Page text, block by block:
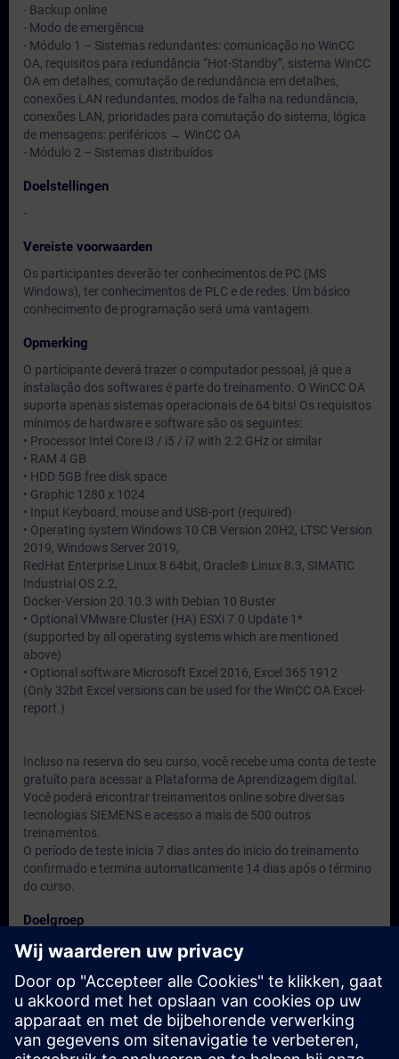
- Backup online
- Modo de emergência
- Módulo 1 – Sistemas redundantes: comunicação no WinCC
OA, requisitos para redundância “Hot-Standby”, sistema WinCC
OA em detalhes, comutação de redundância em detalhes,
conexões LAN redundantes, modos de falha na redundância,
conexões LAN, prioridades para comutação do sistema, lógica
de mensagens: periféricos → WinCC OA
- Módulo 2 – Sistemas distribuídos
Doelstellingen
-
Vereiste voorwaarden
Os participantes deverão ter conhecimentos de PC (MS
Windows), ter conhecimentos de PLC e de redes. Um básico
conhecimento de programação será uma vantagem.
Opmerking
O participante deverá trazer o computador pessoal, já que a
instalação dos softwares é parte do treinamento. O WinCC OA
suporta apenas sistemas operacionais de 64 bits! Os requisitos
mínimos de hardware e software são os seguintes:
• Processor Intel Core i3 / i5 / i7 with 2.2 GHz or similar
• RAM 4 GB
• HDD 5GB free disk space
• Graphic 1280 x 1024
• Input Keyboard, mouse and USB-port (required)
• Operating system Windows 10 CB Version 20H2, LTSC Version
2019, Windows Server 2019,
RedHat Enterprise Linux 8 64bit, Oracle® Linux 8.3, SIMATIC
Industrial OS 2.2,
Docker-Version 20.10.3 with Debian 10 Buster
• Optional VMware Cluster (HA) ESXi 7.0 Update 1*
(supported by all operating systems which are mentioned
above)
• Optional software Microsoft Excel 2016, Excel 365 1912
(Only 32bit Excel versions can be used for the WinCC OA Excel-
report.)
Incluso na reserva do seu curso, você recebe uma conta de teste
gratuito para acessar a Plataforma de Aprendizagem digital.
Você poderá encontrar treinamentos online sobre diversas
tecnologias SIEMENS e acesso a mais de 500 outros
treinamentos.
O período de teste inicia 7 dias antes do inicio do treinamento
confirmado e termina automaticamente 14 dias após o término
do curso.
Doelgroep
Engenheiros, técnicos e usuários do produto.
Data en registratie
Momenteel geen evenementen beschikbaar